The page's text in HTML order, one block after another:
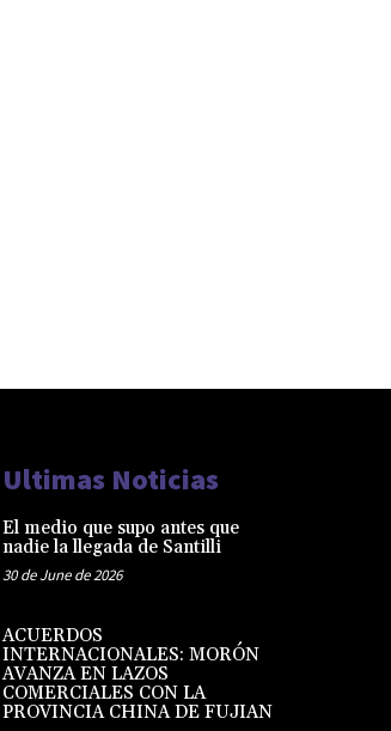
Ultimas Noticias
El medio que supo antes que
nadie la llegada de Santilli
30 de June de 2026
ACUERDOS
INTERNACIONALES: MORÓN
AVANZA EN LAZOS
COMERCIALES CON LA
PROVINCIA CHINA DE FUJIAN